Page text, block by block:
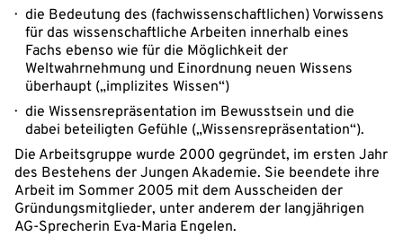
die Bedeutung des (fachwissenschaftlichen) Vorwissens
für das wissenschaftliche Arbeiten innerhalb eines
Fachs ebenso wie für die Möglichkeit der
Weltwahrnehmung und Einordnung neuen Wissens
überhaupt („implizites Wissen“)
die Wissensrepräsentation im Bewusstsein und die
dabei beteiligten Gefühle („Wissensrepräsentation“).
Die Arbeitsgruppe wurde 2000 gegründet, im ersten Jahr
des Bestehens der Jungen Akademie. Sie beendete ihre
Arbeit im Sommer 2005 mit dem Ausscheiden der
Gründungsmitglieder, unter anderem der langjährigen
AG-Sprecherin Eva-Maria Engelen.